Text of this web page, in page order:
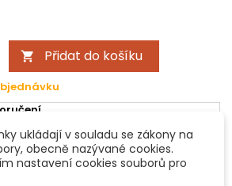
 Přidat do košíku
ukládají v souladu se zákony na
obecně nazývané cookies.
nastavení cookies souborů pro